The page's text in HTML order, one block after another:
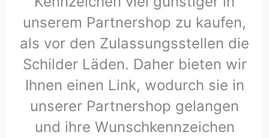
unserem Partnershop zu kaufen,
als vor den Zulassungsstellen die
Schilder Läden. Daher bieten wir
Ihnen einen Link, wodurch sie in
unserer Partnershop gelangen
und ihre Wunschkennzeichen